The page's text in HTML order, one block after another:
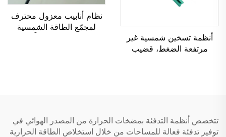
أنظمة تسخين شمسية غير
مرتفعة الضغط، قضيب
نظام أنابيب معزول محترف
لمجمّع الطاقة الشمسية
تتخصص أنظمة التدفئة بمضخات الحرارة من المصدر الهوائي في
توفير تدفئة فعالة للمساحات من خلال استخلاص الطاقة الحرارية